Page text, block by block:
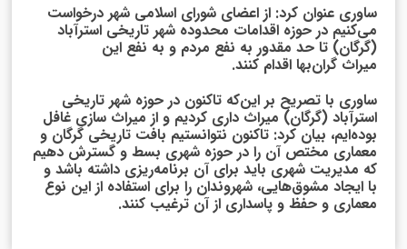
ساوری عنوان کرد: از اعضای شورای اسلامی شهر درخواست
می‌کنیم در حوزه اقدامات محدوده شهر تاریخی استرآباد
(گرگان) تا حد مقدور به نفع مردم و به نفع این
میراث گران‌بها اقدام کنند.
ساوری با تصریح بر این‌که تاکنون در حوزه شهر تاریخی
استرآباد (گرگان) میراث داری کردیم و از میراث سازی غافل
بوده‌ایم، بیان کرد: تاکنون نتوانستیم بافت تاریخی گرگان و
معماری مختص آن را در حوزه شهری بسط و گسترش دهیم
که مدیریت شهری باید برای آن برنامه‌ریزی داشته باشد و
با ایجاد مشوق‌هایی، شهروندان را برای استفاده از این نوع
معماری و حفظ و پاسداری از آن ترغیب کنند.